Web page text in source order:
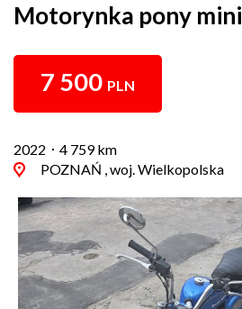
Motorynka pony mini
7 500 PLN
2022
4 759 km
POZNAŃ , woj. Wielkopolska